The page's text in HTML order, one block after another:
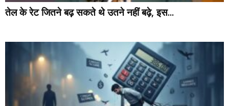
तेल के रेट जितने बढ़ सकते थे उतने नहीं बढ़े, इस...